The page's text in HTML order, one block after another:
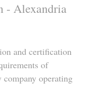
- Alexandria
and certification
of
operating